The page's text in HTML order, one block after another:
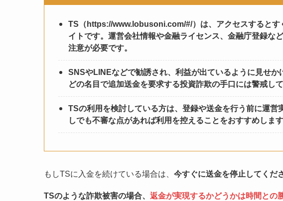
TS（https://www.lobusoni.com/#/）は、アクセスするとす
イトです。運営会社情報や金融ライセンス、金融庁登録な
注意が必要です。
SNSやLINEなどで勧誘され、利益が出ているように見せ
どの名目で追加送金を要求する投資詐欺の手口には警戒して
TSの利用を検討している方は、登録や送金を行う前に運営
しでも不審な点があれば利用を控えることをおすすめします
もしTSに入金を続けている場合は、 今すぐに送金を停止してくだ
TSのような詐欺被害の場合、 返金が実現するかどうかは時間との